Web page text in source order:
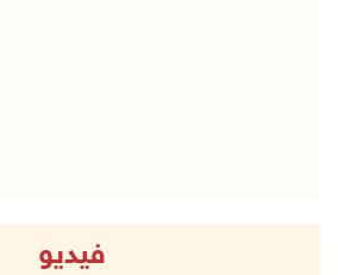
فيديو